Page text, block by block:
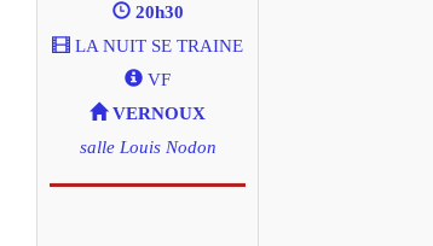
20h30
LA NUIT SE TRAINE
VF
VERNOUX
salle Louis Nodon